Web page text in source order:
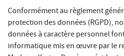
Conformément au règlement
protection des données (RGPD),
données à caractère personnel
informatique mis en œuvre par le